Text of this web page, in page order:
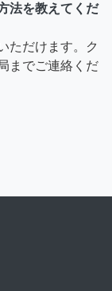
法を教えてくだ
ただけます。ク
までご連絡くだ